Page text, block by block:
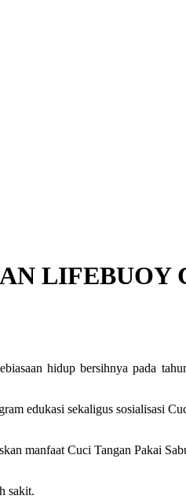
LIFEBUOY
hidup bersihnya pada
edukasi sekaligus sosialisasi
manfaat Cuci Tangan Pakai
sakit.